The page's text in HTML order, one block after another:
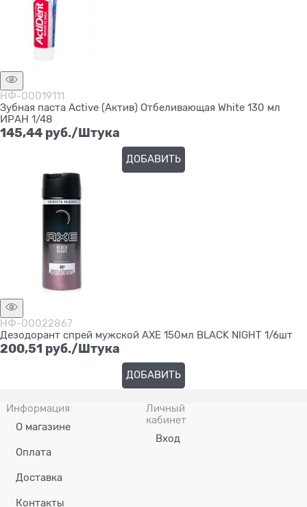
НФ-00019111
Зубная паста Active (Актив) Отбеливающая White 130 мл
ИРАН 1/48
145,44 руб./Штука
ДОБАВИТЬ
НФ-00022867
Дезодорант спрей мужской AXE 150мл BLACK NIGHT 1/6шт
200,51 руб./Штука
ДОБАВИТЬ
Информация
О магазине
Оплата
Доставка
Контакты
Личный
кабинет
Вход